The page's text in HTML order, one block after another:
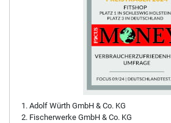
Adolf Würth GmbH & Co. KG
Fischerwerke GmbH & Co. KG